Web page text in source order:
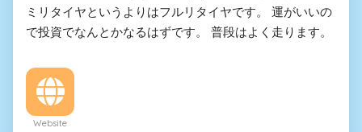
ミリタイヤというよりはフルリタイヤです。 運がいいの
で投資でなんとかなるはずです。 普段はよく走ります。
Website